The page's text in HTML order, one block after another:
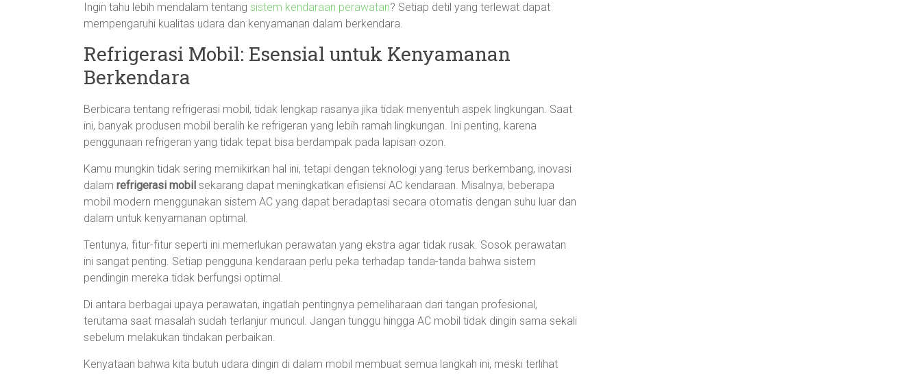
Ingin tahu lebih mendalam tentang sistem kendaraan perawatan? Setiap detil yang terlewat dapat
mempengaruhi kualitas udara dan kenyamanan dalam berkendara.
Refrigerasi Mobil: Esensial untuk Kenyamanan
Berkendara
Berbicara tentang refrigerasi mobil, tidak lengkap rasanya jika tidak menyentuh aspek lingkungan. Saat
ini, banyak produsen mobil beralih ke refrigeran yang lebih ramah lingkungan. Ini penting, karena
penggunaan refrigeran yang tidak tepat bisa berdampak pada lapisan ozon.
Kamu mungkin tidak sering memikirkan hal ini, tetapi dengan teknologi yang terus berkembang, inovasi
dalam refrigerasi mobil sekarang dapat meningkatkan efisiensi AC kendaraan. Misalnya, beberapa
mobil modern menggunakan sistem AC yang dapat beradaptasi secara otomatis dengan suhu luar dan
dalam untuk kenyamanan optimal.
Tentunya, fitur-fitur seperti ini memerlukan perawatan yang ekstra agar tidak rusak. Sosok perawatan
ini sangat penting. Setiap pengguna kendaraan perlu peka terhadap tanda-tanda bahwa sistem
pendingin mereka tidak berfungsi optimal.
Di antara berbagai upaya perawatan, ingatlah pentingnya pemeliharaan dari tangan profesional,
terutama saat masalah sudah terlanjur muncul. Jangan tunggu hingga AC mobil tidak dingin sama sekali
sebelum melakukan tindakan perbaikan.
Kenyataan bahwa kita butuh udara dingin di dalam mobil membuat semua langkah ini, meski terlihat